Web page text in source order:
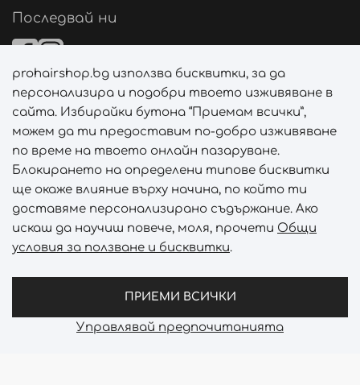
Последвай ни
Начини на плащане
Начини на доставка
Отключи ексклузивни отстъпки и лимитирани
Prohair Shop © 2026 - Всички права запазени
prohairshop.bg използва бисквитки, за да
персонализира и подобри твоето изживяване в
сайта. Избирайки бутона “Приемам всички”,
можем да ти предоставим по-добро изживяване
по време на твоето онлайн пазаруване.
Блокирането на определени типове бисквитки
ще окаже влияние върху начина, по който ти
доставяме персонализирано съдържание. Ако
искаш да научиш повече, моля, прочети Общи
условия за ползване и бисквитки.
ПРИЕМИ ВСИЧКИ
Управлявай предпочитанията